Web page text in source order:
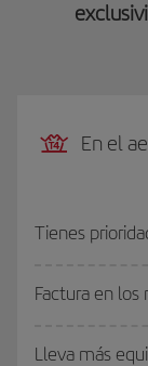
En el
Tienes
Factura en los
Lleva más